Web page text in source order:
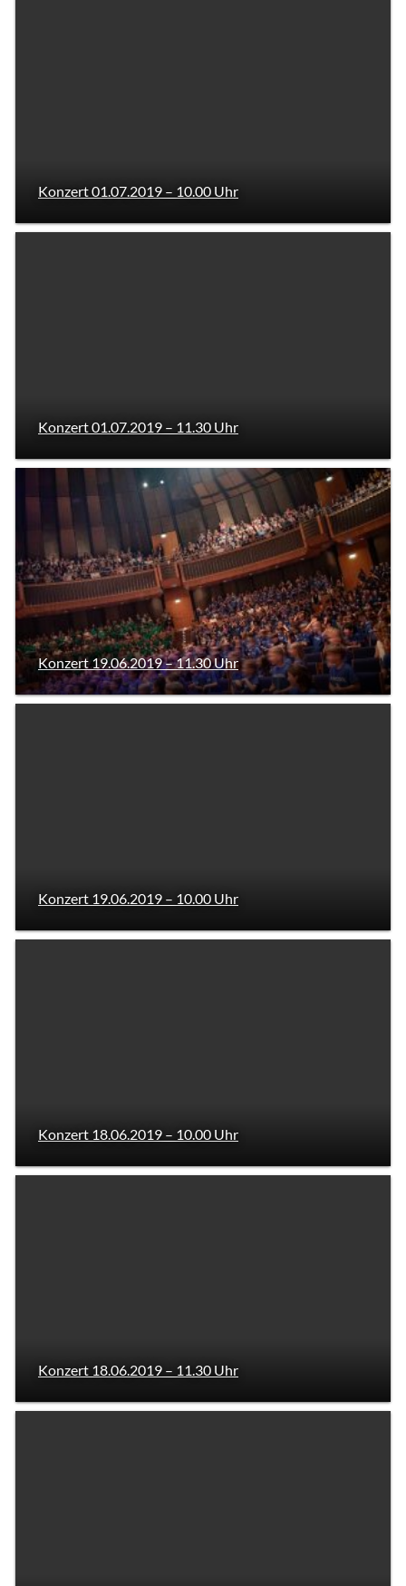
Konzert 01.07.2019 – 10.00 Uhr
Konzert 01.07.2019 – 11.30 Uhr
Konzert 19.06.2019 – 11.30 Uhr
Konzert 19.06.2019 – 10.00 Uhr
Konzert 18.06.2019 – 10.00 Uhr
Konzert 18.06.2019 – 11.30 Uhr